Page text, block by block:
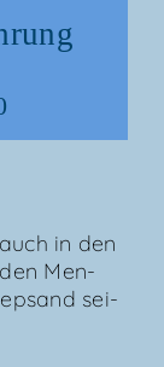
in den
den Men­
sei­